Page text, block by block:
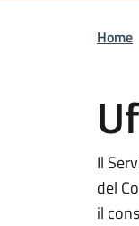
Home
Il
del
il